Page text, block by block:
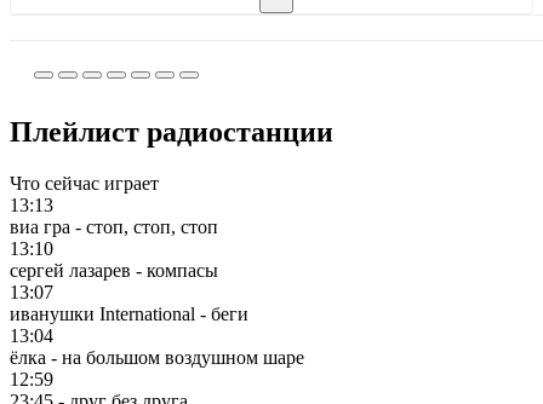
Плейлист радиостанции
Что сейчас играет
13:13
виа гра - стоп, стоп, стоп
13:10
сергей лазарев - компасы
13:07
иванушки International - беги
13:04
ёлка - на большом воздушном шаре
12:59